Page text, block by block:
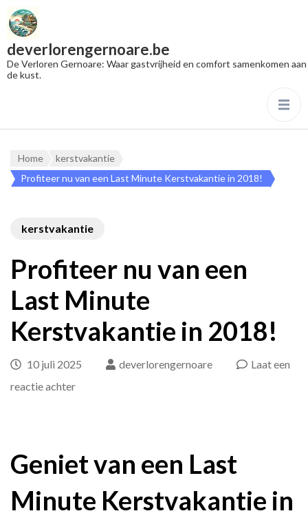
deverlorengernoare.be
De Verloren Gernoare: Waar gastvrijheid en comfort samenkomen aan
de kust.
Home
kerstvakantie
Profiteer nu van een Last Minute Kerstvakantie in 2018!
kerstvakantie
Profiteer nu van een
Last Minute
Kerstvakantie in 2018!
10 juli 2025 deverlorengernoare
Laat een
reactie achterop
een
Last
Geniet van een Last
Minute Kerstvakantie in